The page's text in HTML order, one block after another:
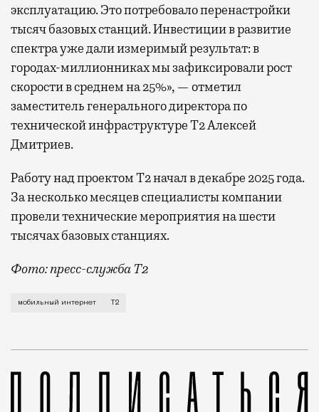
эксплуатацию. Это потребовало перенастройки
тысяч базовых станций. Инвестиции в развитие
спектра уже дали измеримый результат: в
городах-миллионниках мы зафиксировали рост
скорости в среднем на 25%», — отметил
заместитель генерального директора по
технической инфраструктуре Т2 Алексей
Дмитриев.
Работу над проектом Т2 начал в декабре 2025 года.
За несколько месяцев специалисты компании
провели технические мероприятия на шести
тысячах базовых станциях.
Фото: пресс-служба Т2
Мобильный оператор Т2 завершил работы по
мобильный интернет Т2